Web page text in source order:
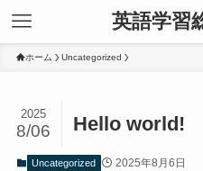
英語学習
ホーム Uncategorized
Hello world!
2025
8/06
Uncategorized 2025年8月6日